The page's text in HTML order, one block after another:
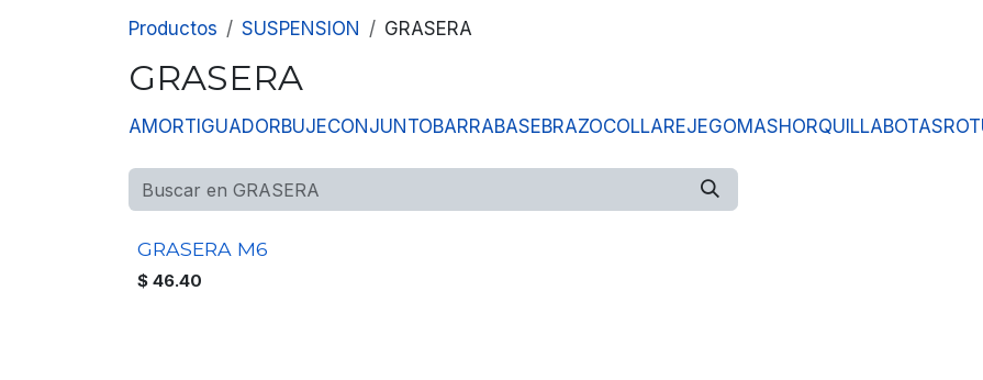
Productos SUSPENSION GRASERA
GRASERA
AMORTIGUADORBUJECONJUNTOBARRABASEBRAZOCOLLAREJEGOMASHORQUILLABOTAS
GRASERA M6
$ 46.40